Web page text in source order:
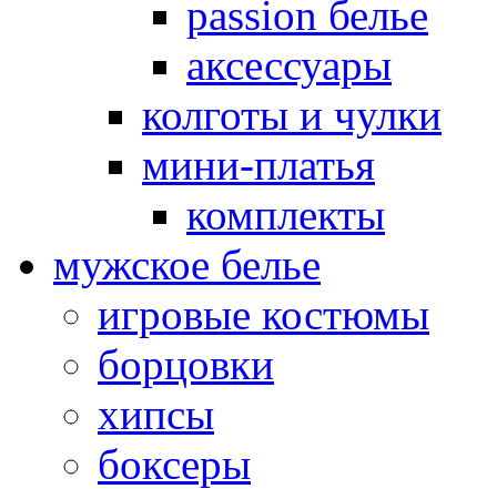
passion белье
аксессуары
колготы и чулки
мини-платья
комплекты
мужское белье
игровые костюмы
борцовки
хипсы
боксеры